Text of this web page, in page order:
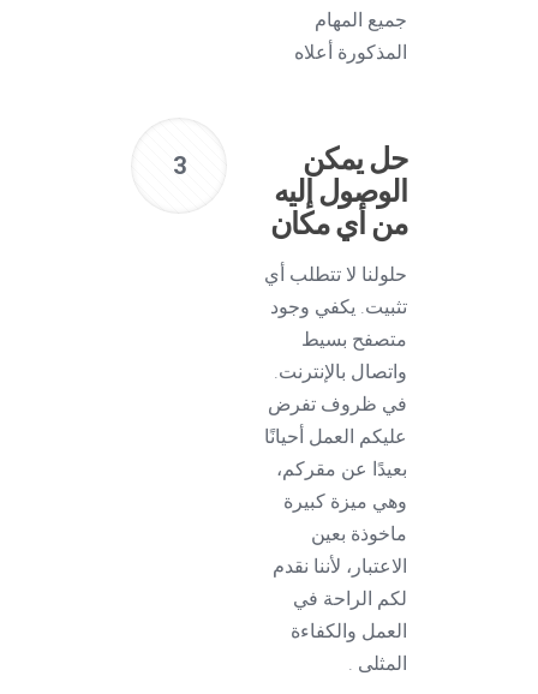
جميع المهام
المذكورة أعلاه
3
حل يمكن
الوصول إليه
من أي مكان
حلولنا لا تتطلب أي
تثبيت. يكفي وجود
متصفح بسيط
واتصال بالإنترنت.
في ظروف تفرض
عليكم العمل أحيانًا
بعيدًا عن مقركم،
وهي ميزة كبيرة
ماخوذة بعين
الاعتبار، لأننا نقدم
لكم الراحة في
العمل والكفاءة
المثلى .